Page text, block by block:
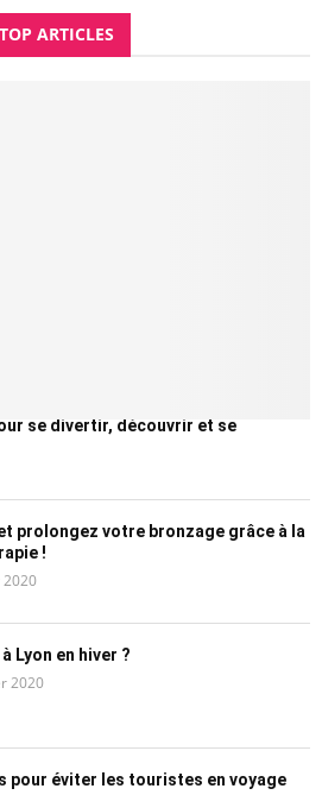
TOP ARTICLES
se divertir, découvrir et se
prolongez votre bronzage grâce à la
!
Lyon en hiver ?
2020
pour éviter les touristes en voyage